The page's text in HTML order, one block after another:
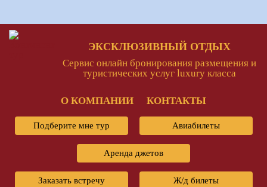
ЭКСКЛЮЗИВНЫЙ ОТДЫХ
Сервис онлайн бронирования размещения и
туристических услуг luxury класса
О КОМПАНИИ КОНТАКТЫ
Подберите мне тур Авиабилеты
Аренда джетов
Заказать встречу Ж/д билеты